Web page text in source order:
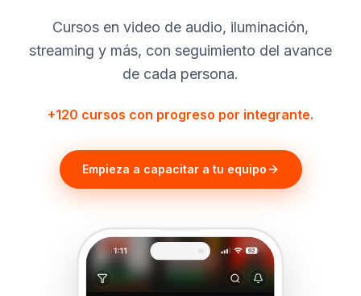
Cursos en video de audio, iluminación,
streaming y más, con seguimiento del avance
de cada persona.
+120 cursos con progreso por integrante.
Empieza a capacitar a tu equipo